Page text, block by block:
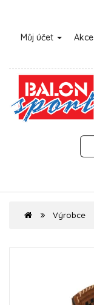
Můj účet Akce
Výrobce